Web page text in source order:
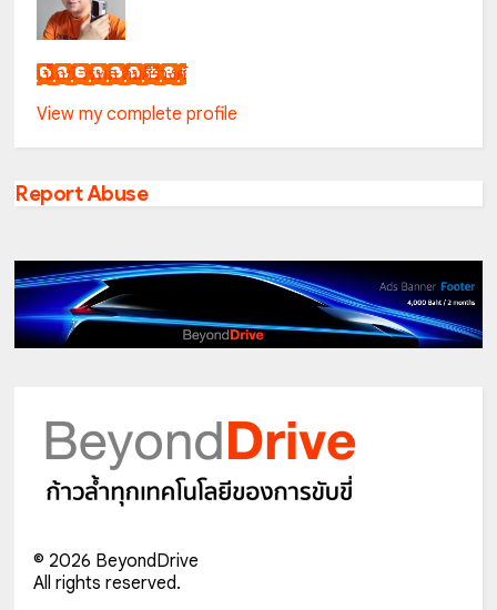
เน็กซ์ วรพล ลิ่มศิริวงศ์
View my complete profile
Report Abuse
© 2026 BeyondDrive
All rights reserved.